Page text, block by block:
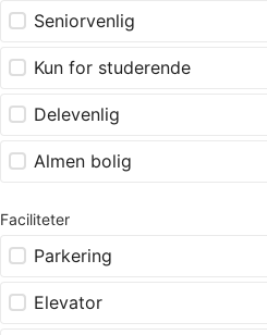
Seniorvenlig
Kun for studerende
Delevenlig
Almen bolig
Faciliteter
Parkering
Elevator